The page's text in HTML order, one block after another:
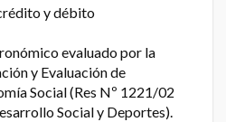
y débito
evaluado por la
y Evaluación de
Social (Res Nº 1221/02
Social y Deportes).